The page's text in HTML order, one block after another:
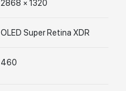
2868 × 1320
OLED Super Retina XDR
460